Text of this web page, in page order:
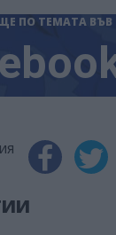
ПО ТЕМАТА ВЪВ